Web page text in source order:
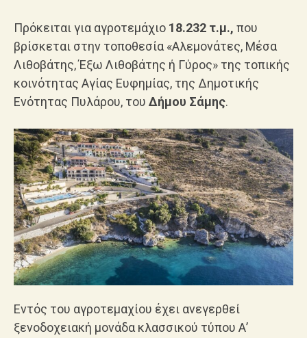
Πρόκειται για αγροτεμάχιο 18.232 τ.μ., που
βρίσκεται στην τοποθεσία «Αλεμονάτες, Μέσα
Λιθοβάτης, Έξω Λιθοβάτης ή Γύρος» της τοπικής
κοινότητας Αγίας Ευφημίας, της Δημοτικής
Ενότητας Πυλάρου, του Δήμου Σάμης.
Εντός του αγροτεμαχίου έχει ανεγερθεί
ξενοδοχειακή μονάδα κλασσικού τύπου Α’